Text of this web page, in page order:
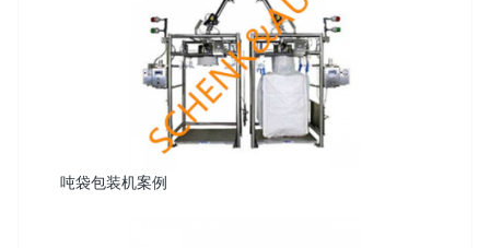
吨袋包装机案例